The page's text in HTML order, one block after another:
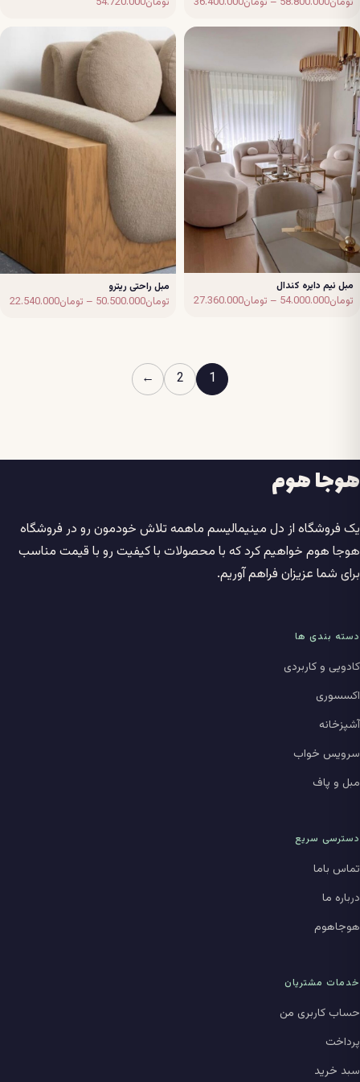
تومان36.400.000
through
تومان58.800.000
مبل نیم دایره کندال
تومان54.000.000
– تومان27.360.000
Price
تومان54.000.000
مبل راحتی ریترو
تومان50.500.000
– تومان22.540.000
1
2
←
هوجا هوم
یک فروشگاه از دل مینیمالیسم ماهمه تلاش خودمون رو در فروشگاه
هوجا هوم خواهیم کرد که با محصولات با کیفیت رو با قیمت مناسب
برای شما عزیزان فراهم آوریم.
دسته بندی ها
کادویی و کاربردی
اکسسوری
آشپزخانه
سرویس خواب
مبل و پاف
دسترسی سریع
تماس باما
درباره ما
هوجاهوم
خدمات مشتریان
حساب کاربری من
پرداخت
سبد خرید